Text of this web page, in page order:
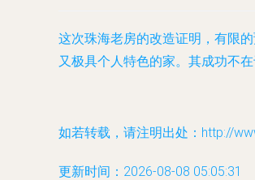
这次珠海老房的改造证明，有限
又极具个人特色的家。其成功不
如若转载，请注明出处：http://
更新时间：2026-08-08 05:05:31